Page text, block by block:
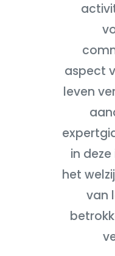
aspect
leven
in
het
van